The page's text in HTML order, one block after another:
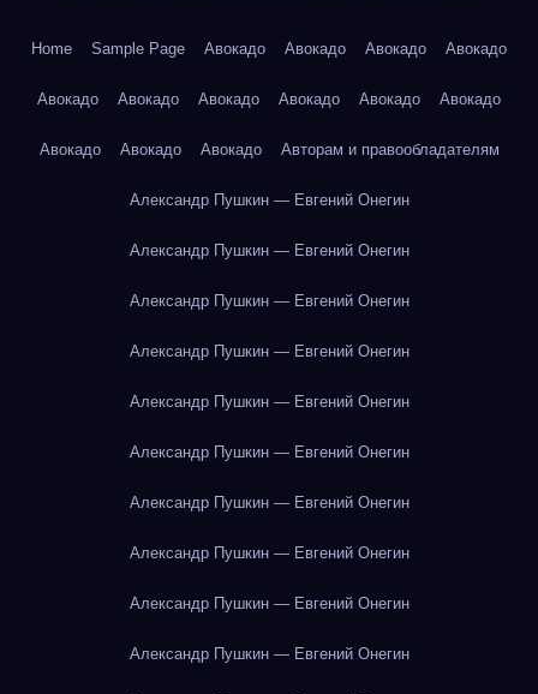
Home Sample Page Авокадо Авокадо Авокадо Авокадо
Авокадо Авокадо Авокадо Авокадо Авокадо Авокадо
Авокадо Авокадо Авокадо Авторам и правообладателям
Александр Пушкин — Евгений Онегин
Александр Пушкин — Евгений Онегин
Александр Пушкин — Евгений Онегин
Александр Пушкин — Евгений Онегин
Александр Пушкин — Евгений Онегин
Александр Пушкин — Евгений Онегин
Александр Пушкин — Евгений Онегин
Александр Пушкин — Евгений Онегин
Александр Пушкин — Евгений Онегин
Александр Пушкин — Евгений Онегин